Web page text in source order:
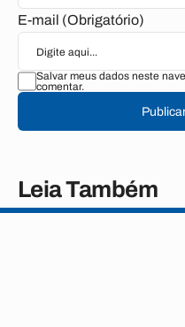
E-mail (Obrigatório)
Salvar meus dados neste
comentar.
Leia Também